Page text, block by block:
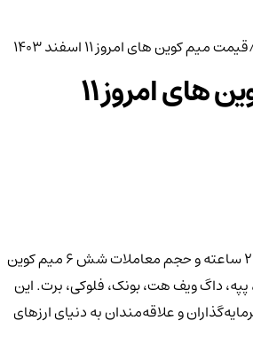
میم کوین های امروز ۱۱ اسفند ۱۴۰۳
قیمت میم کوین های امروز ۱۱
بررسی قیمت، تغییرات 24 ساعته و حجم معاملات شش 6 میم کوین
پپه، داگ ویف هت، بونک، فلوکی، برت. این
و علاقه‌مندان به دنیای ارزهای